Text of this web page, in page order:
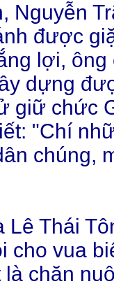
Nguyễn
được
lợi,
dựng
giữ chức
"Chí
chúng,
Lê Thái
cho vua
chăn